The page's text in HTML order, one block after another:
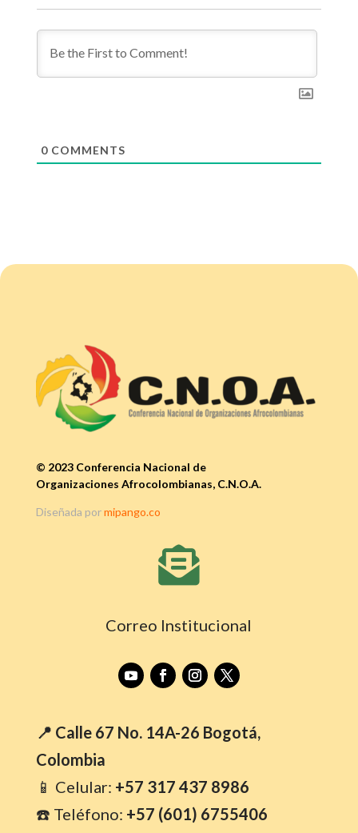
0COMMENTS
© 2023 Conferencia Nacional de
Organizaciones Afrocolombianas, C.N.O.A.
Diseñada pormipango.co

Correo Institucional
📍 Calle 67 No. 14A-26 Bogotá,
Colombia
📱 Celular: +57 317 437 8986
☎️ Teléfono: +57 (601) 6755406